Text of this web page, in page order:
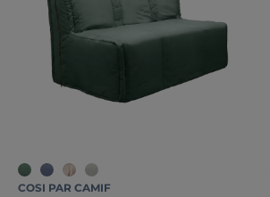
COSI PAR CAMIF